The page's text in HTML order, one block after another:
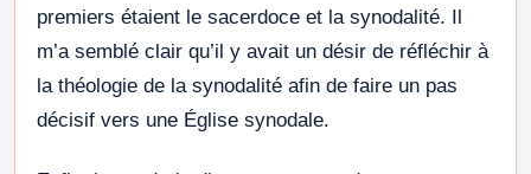
premiers étaient le sacerdoce et la synodalité. Il
m’a semblé clair qu’il y avait un désir de réfléchir à
la théologie de la synodalité afin de faire un pas
décisif vers une Église synodale.